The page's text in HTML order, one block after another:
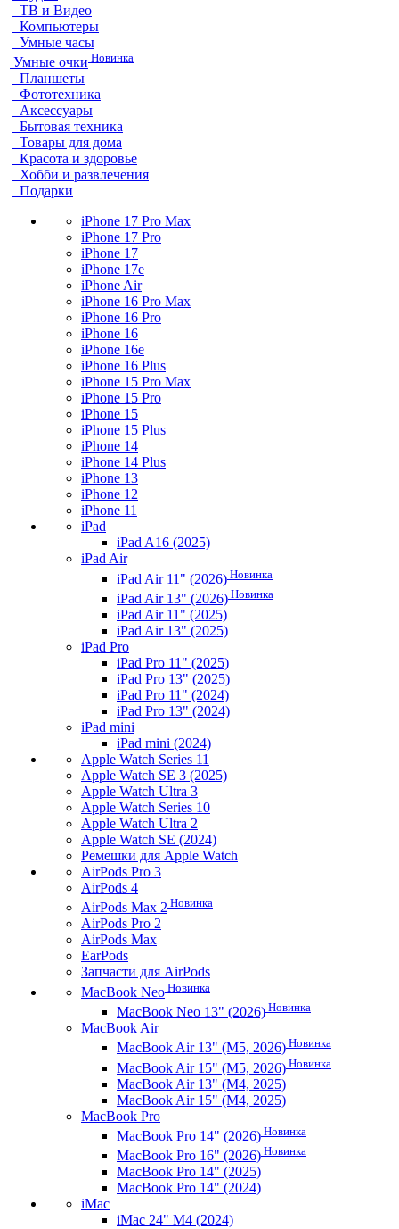
ТВ и Видео
Компьютеры
Умные часы
Умные очки Новинка
Планшеты
Фототехника
Аксессуары
Бытовая техника
Товары для дома
Красота и здоровье
Хобби и развлечения
Подарки
iPhone 17 Pro Max
iPhone 17 Pro
iPhone 17
iPhone 17e
iPhone Air
iPhone 16 Pro Max
iPhone 16 Pro
iPhone 16
iPhone 16e
iPhone 16 Plus
iPhone 15 Pro Max
iPhone 15 Pro
iPhone 15
iPhone 15 Plus
iPhone 14
iPhone 14 Plus
iPhone 13
iPhone 12
iPhone 11
iPad
iPad A16 (2025)
iPad Air
iPad Air 11" (2026) Новинка
iPad Air 13" (2026) Новинка
iPad Air 11" (2025)
iPad Air 13" (2025)
iPad Pro
iPad Pro 11" (2025)
iPad Pro 13" (2025)
iPad Pro 11" (2024)
iPad Pro 13" (2024)
iPad mini
iPad mini (2024)
Apple Watch Series 11
Apple Watch SE 3 (2025)
Apple Watch Ultra 3
Apple Watch Series 10
Apple Watch Ultra 2
Apple Watch SE (2024)
Ремешки для Apple Watch
AirPods Pro 3
AirPods 4
AirPods Max 2 Новинка
AirPods Pro 2
AirPods Max
EarPods
Запчасти для AirPods
MacBook Neo Новинка
MacBook Neo 13" (2026) Новинка
MacBook Air
MacBook Air 13" (M5, 2026) Новинка
MacBook Air 15" (M5, 2026) Новинка
MacBook Air 13" (M4, 2025)
MacBook Air 15" (M4, 2025)
MacBook Pro
MacBook Pro 14" (2026) Новинка
MacBook Pro 16" (2026) Новинка
MacBook Pro 14" (2025)
MacBook Pro 14" (2024)
iMac
iMac 24" M4 (2024)